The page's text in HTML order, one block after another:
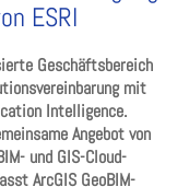
ESRI
Geschäftsbereich
mit
Intelligence.
Angebot von
und GIS-Cloud-
ArcGIS GeoBIM-